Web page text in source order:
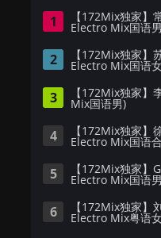
1 【172Mix独家】
Electro Mix国语
2 【172Mix独家】
Electro Mix国语
3 【172Mix独家】
Mix国语男)
4 【172Mix独家】
Electro Mix国语
5 【172Mix独家】
Electro Mix国语
6 【172Mix独家】
Electro Mix粤语